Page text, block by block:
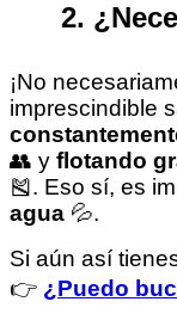
2.
¡No
imprescindible
👥 y flotando
🎽. Eso sí, es
agua 💦.
Si aún así
👉 ¿Puedo